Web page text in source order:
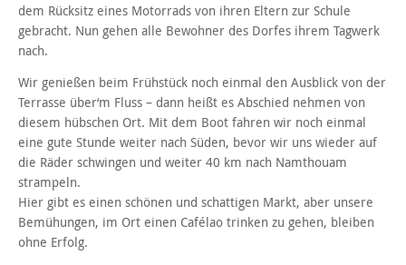
dem Rücksitz eines Motorrads von ihren Eltern zur Schule
gebracht. Nun gehen alle Bewohner des Dorfes ihrem Tagwerk
nach.
Wir genießen beim Frühstück noch einmal den Ausblick von der
Terrasse über‘m Fluss – dann heißt es Abschied nehmen von
diesem hübschen Ort. Mit dem Boot fahren wir noch einmal
eine gute Stunde weiter nach Süden, bevor wir uns wieder auf
die Räder schwingen und weiter 40 km nach Namthouam
strampeln.
Hier gibt es einen schönen und schattigen Markt, aber unsere
Bemühungen, im Ort einen Cafélao trinken zu gehen, bleiben
ohne Erfolg.